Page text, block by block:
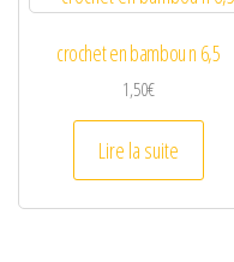
crochet en bambou n 6,5
1,50€
Lire la suite